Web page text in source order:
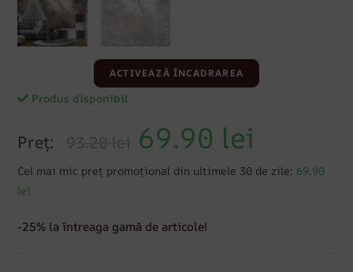
ACTIVEAZĂ ÎNCADRAREA
Produs disponibil
Preț: 93.20 lei 69.90 lei
Cel mai mic preț promoțional din ultimele 30 de zile: 69.90
lei
-25% la întreaga gamă de articole!